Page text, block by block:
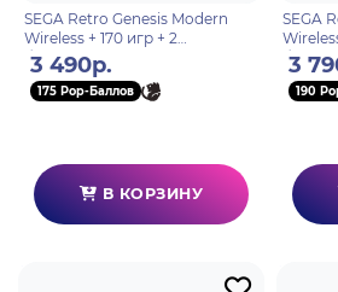
SEGA Retro Genesis Modern
Wireless + 170 игр + 2
беспроводных джойстика
2.4ГГц
3 490р.
175 Pop-Баллов
В КОРЗИНУ
SEGA
2.4ГГц
3
190